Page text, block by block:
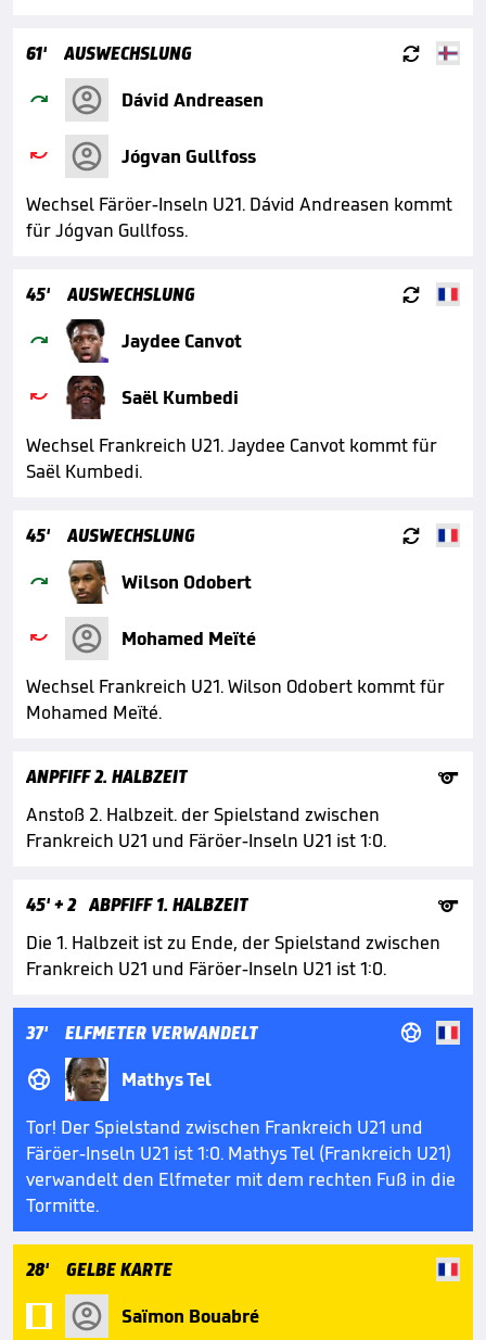
61' AUSWECHSLUNG 
 Dávid Andreasen

Jógvan Gullfoss
Wechsel Färöer-Inseln U21. Dávid Andreasen kommt
für Jógvan Gullfoss.
45' AUSWECHSLUNG 
 Jaydee Canvot

Saël Kumbedi
Wechsel Frankreich U21. Jaydee Canvot kommt für
Saël Kumbedi.
45' AUSWECHSLUNG 
 Wilson Odobert

Mohamed Meïté
Wechsel Frankreich U21. Wilson Odobert kommt für
Mohamed Meïté.
ANPFIFF 2. HALBZEIT

Anstoß 2. Halbzeit. der Spielstand zwischen
Frankreich U21 und Färöer-Inseln U21 ist 1:0.
45'+ 2 ABPFIFF 1. HALBZEIT

Die 1. Halbzeit ist zu Ende, der Spielstand zwischen
Frankreich U21 und Färöer-Inseln U21 ist 1:0.
37' ELFMETER VERWANDELT 

Mathys Tel
Tor! Der Spielstand zwischen Frankreich U21 und
Färöer-Inseln U21 ist 1:0. Mathys Tel (Frankreich U21)
verwandelt den Elfmeter mit dem rechten Fuß in die
Tormitte.
28' GELBE KARTE
Saïmon Bouabré